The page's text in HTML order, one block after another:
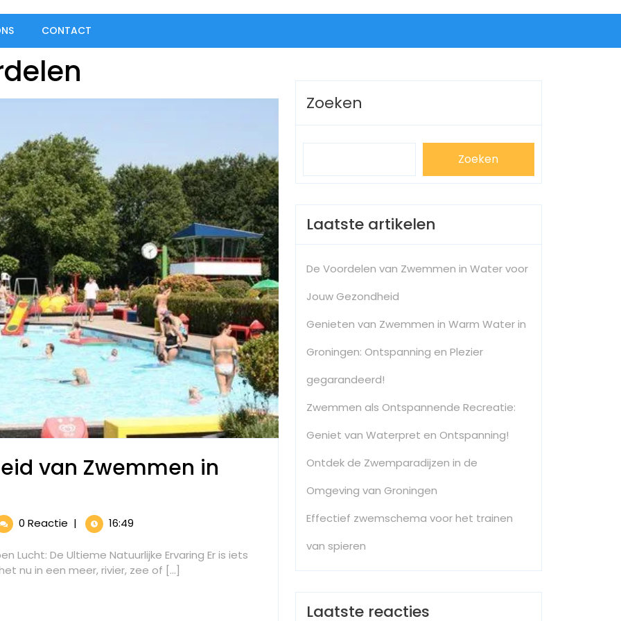
CONTACT
van Zwemmen in
0 Reactie | 16:49
Lucht: De Ultieme Natuurlijke Ervaring Er is iets
nu in een meer, rivier, zee of [...]
Zoeken
Zoeken
Laatste artikelen
De Voordelen van Zwemmen in Water voor
Jouw Gezondheid
Genieten van Zwemmen in Warm Water in
Groningen: Ontspanning en Plezier
gegarandeerd!
Zwemmen als Ontspannende Recreatie:
Geniet van Waterpret en Ontspanning!
Ontdek de Zwemparadijzen in de
Omgeving van Groningen
Effectief zwemschema voor het trainen
van spieren
Laatste reacties